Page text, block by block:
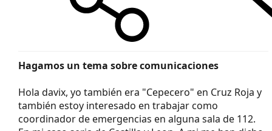
Hagamos un tema sobre comunicaciones
Hola davix, yo también era "Cepecero" en Cruz Roja y
también estoy interesado en trabajar como
coordinador de emergencias en alguna sala de 112.